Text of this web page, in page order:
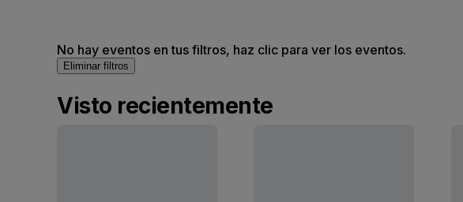
No hay eventos en tus filtros, haz clic para ver los eventos.
Eliminar filtros
Visto recientemente